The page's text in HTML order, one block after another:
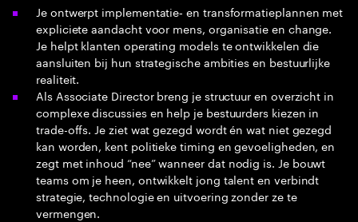
Je ontwerpt implementatie‑ en transformatieplannen met
expliciete aandacht voor mens, organisatie en change.
Je helpt klanten operating models te ontwikkelen die
aansluiten bij hun strategische ambities en bestuurlijke
realiteit.
Als Associate Director breng je structuur en overzicht in
complexe discussies en help je bestuurders kiezen in
trade-offs. Je ziet wat gezegd wordt én wat niet gezegd
kan worden, kent politieke timing en gevoeligheden, en
zegt met inhoud “nee” wanneer dat nodig is. Je bouwt
teams om je heen, ontwikkelt jong talent en verbindt
strategie, technologie en uitvoering zonder ze te
vermengen.